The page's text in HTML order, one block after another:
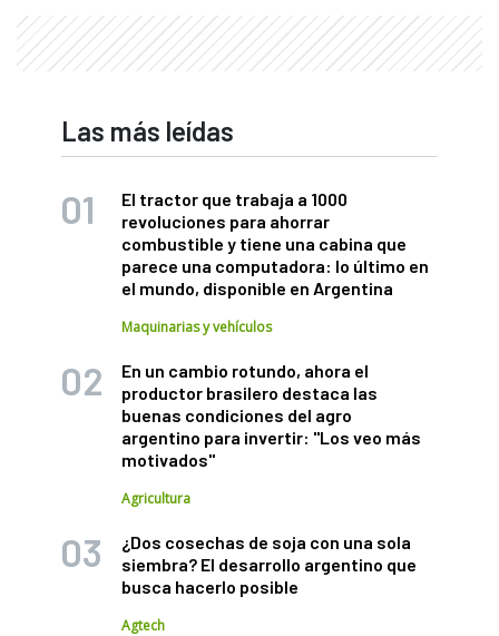
Las más leídas
El tractor que trabaja a 1000
revoluciones para ahorrar
combustible y tiene una cabina que
parece una computadora: lo último en
el mundo, disponible en Argentina
Maquinarias y vehículos
En un cambio rotundo, ahora el
productor brasilero destaca las
buenas condiciones del agro
argentino para invertir: "Los veo más
motivados"
Agricultura
¿Dos cosechas de soja con una sola
siembra? El desarrollo argentino que
busca hacerlo posible
Agtech